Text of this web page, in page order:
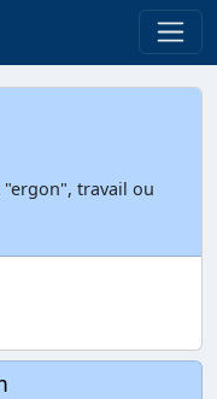
travail ou